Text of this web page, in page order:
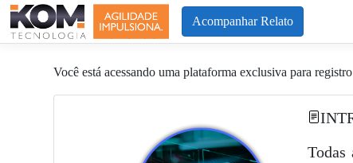
Acompanhar Relato
Você está acessando uma plataforma exclusiva para
Todas